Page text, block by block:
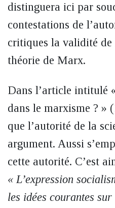
distinguera ici par
contestations de
critiques la validité de
théorie de Marx.
Dans l’article intitulé
dans le marxisme ? »
que l’autorité de la
argument. Aussi
cette autorité. C’est
« L’expression
les idées courantes